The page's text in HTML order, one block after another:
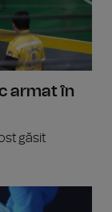
armat în
găsit